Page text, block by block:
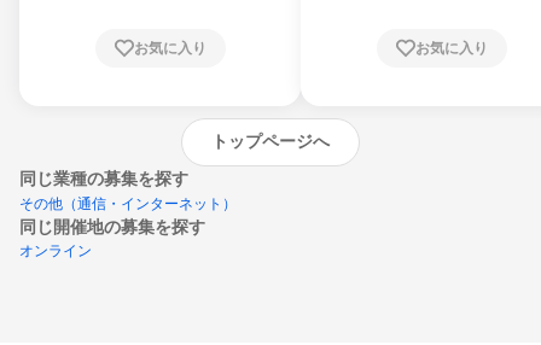
お気に入り お気に入り
トップページへ
同じ業種の募集を探す
その他（通信・インターネット）
同じ開催地の募集を探す
オンライン